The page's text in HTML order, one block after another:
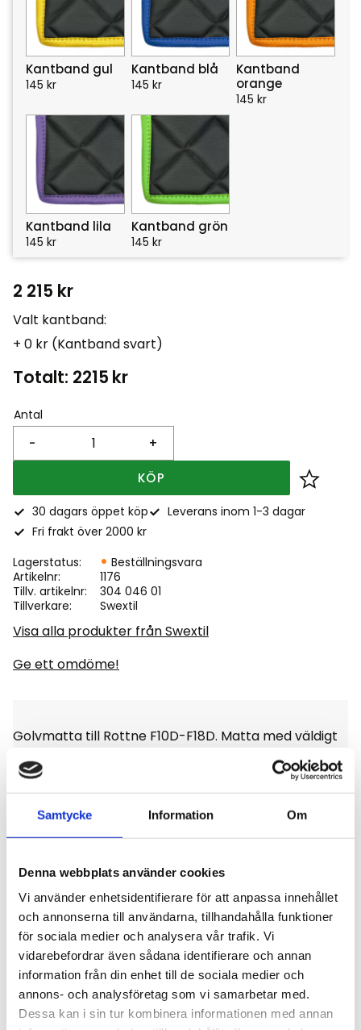
Samtycke Information Om
Denna webbplats använder cookies
Vi använder enhetsidentifierare för att anpassa innehållet
och annonserna till användarna, tillhandahålla funktioner
för sociala medier och analysera vår trafik. Vi
vidarebefordrar även sådana identifierare och annan
information från din enhet till de sociala medier och
annons- och analysföretag som vi samarbetar med.
Dessa kan i sin tur kombinera informationen med annan
Kantband gul
145 kr
Kantband blå
145 kr
Kantband
orange
145 kr
Kantband lila
145 kr
Kantband grön
145 kr
2 215 kr
Valt kantband:
+ 0 kr (Kantband svart)
Totalt: 2215 kr
Antal
+
-
KÖP Lägg
30 dagars öppet köp
Leverans inom 1-3 dagar
Fri frakt över 2000 kr
Lagerstatus
Beställningsvara
Artikelnr
1176
Tillv. artikelnr
304 046 01
Tillverkare
Swextil
Visa alla produkter från Swextil
Ge ett omdöme!
Golvmatta till Rottne F10D-F18D. Matta med väldigt
fin kvalité det är en diamantmönstrad matta med
stoppning, enligt bild.
Omdömen
Du
Klicka på en stjärna för att sätta ditt betyg